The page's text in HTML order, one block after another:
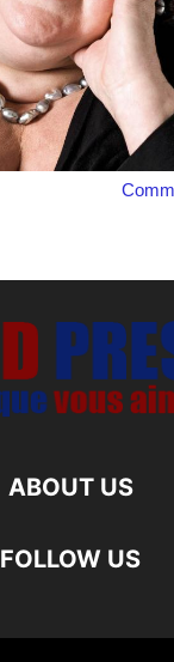
ABOUT US
FOLLOW US